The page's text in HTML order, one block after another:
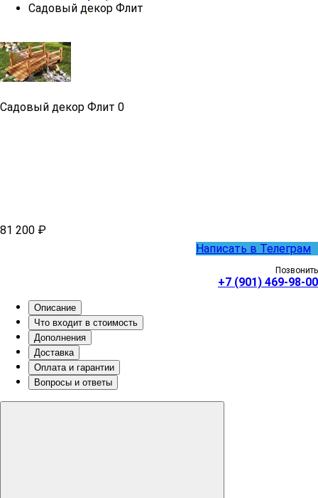
Садовый декор Флит
Садовый декор Флит 0
81 200 ₽
Написать в Телеграм
Позвонить
+7 (901) 469-98-00
Описание
Что входит в стоимость
Дополнения
Доставка
Оплата и гарантии
Вопросы и ответы